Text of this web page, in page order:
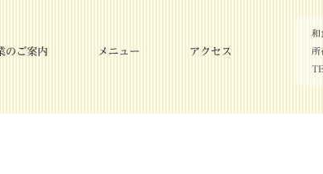
和
所
のご案内 メニュー アクセス